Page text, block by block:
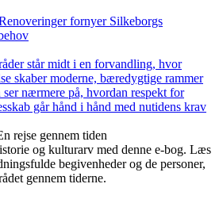
fornyer Silkeborgs
står midt i en forvandling, hvor
skaber moderne, bæredygtige rammer
nærmere på, hvordan respekt for
går hånd i hånd med nutidens krav
rejse gennem tiden
og kulturarv med denne e-bog. Læs
begivenheder og de personer,
gennem tiderne.